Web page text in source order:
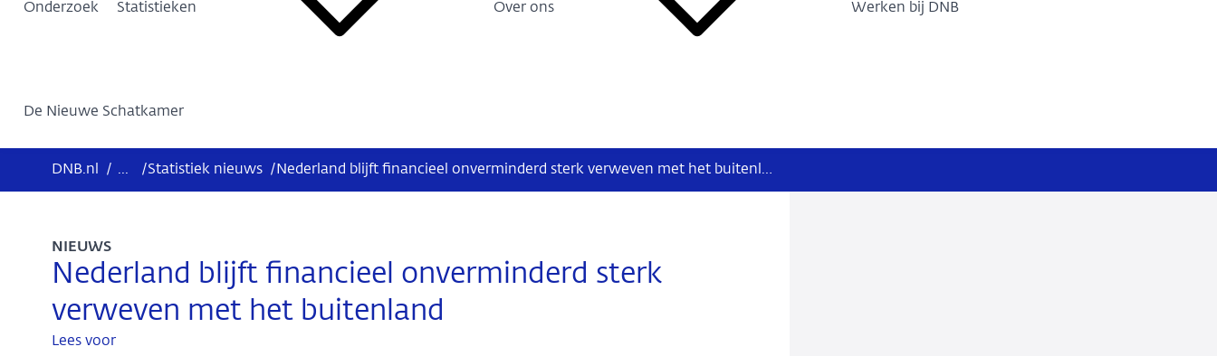
Onderzoek Statistieken Over ons Werken bij DNB
De Nieuwe Schatkamer
DNB.nl / ... /Statistiek nieuws / Nederland blijft financieel onverminderd sterk verweven met het buitenland
Nederland blijft financieel onverminderd sterk
verweven met het buitenland
NIEUWS
Lees voor